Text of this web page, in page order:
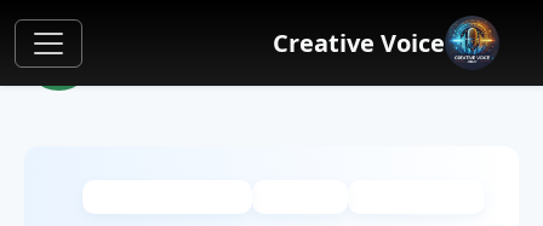
🌙 Creative Voice